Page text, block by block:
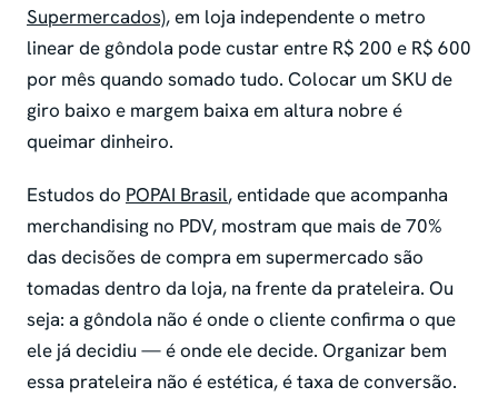
Supermercados), em loja independente o metro
linear de gôndola pode custar entre R$ 200 e R$ 600
por mês quando somado tudo. Colocar um SKU de
giro baixo e margem baixa em altura nobre é
queimar dinheiro.
Estudos do POPAI Brasil, entidade que acompanha
merchandising no PDV, mostram que mais de 70%
das decisões de compra em supermercado são
tomadas dentro da loja, na frente da prateleira. Ou
seja: a gôndola não é onde o cliente confirma o que
ele já decidiu — é onde ele decide. Organizar bem
essa prateleira não é estética, é taxa de conversão.